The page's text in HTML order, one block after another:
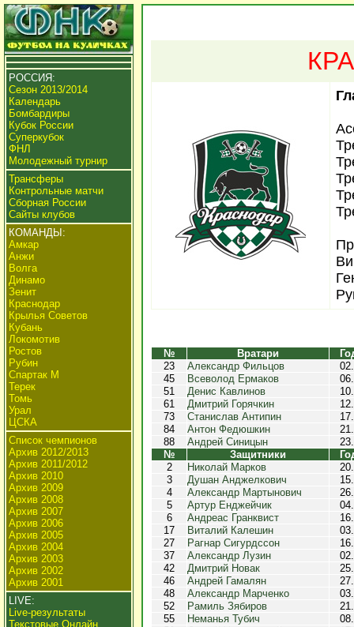
РОССИЯ:
Сезон 2013/2014
Календарь
Бомбардиры
Кубок России
Суперкубок
ФНЛ
Молодежный турнир
Трансферы
Контрольные матчи
Сборная России
Сайты клубов
КОМАНДЫ:
Амкар
Анжи
Волга
Динамо
Зенит
Краснодар
Крылья Советов
Кубань
Локомотив
Ростов
Рубин
Спартак М
Терек
Томь
Урал
ЦСКА
Список чемпионов
Архив 2012/2013
Архив 2011/2012
Архив 2010
Архив 2009
Архив 2008
Архив 2007
Архив 2006
Архив 2005
Архив 2004
Архив 2003
Архив 2002
Архив 2001
LIVE:
Live-результаты
Текстовые Онлайн
№ Вратари
23
Александр Фильцов
45
Всеволод Ермаков
51
Денис Кавлинов
61
Дмитрий Горячкин
73
Станислав Антипин
84
Антон Федюшкин
88
Андрей Синицын
№
Защитники
2
Николай Марков
3
Душан Анджелкович
4
Александр Мартынович
5
Артур Енджейчик
6
Андреас Гранквист
17
Виталий Калешин
27
Рагнар Сигурдссон
37
Александр Лузин
42
Дмитрий Новак
46
Андрей Гамалян
48
Александр Марченко
52
Рамиль Зябиров
55
Неманья Тубич